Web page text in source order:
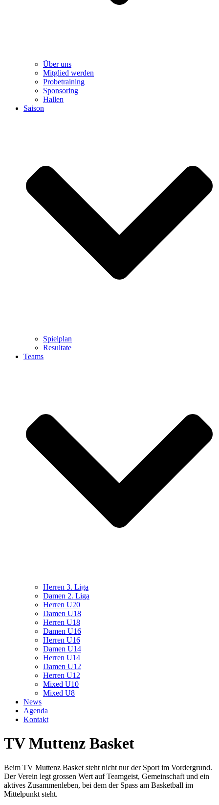
Über uns
Mitglied werden
Probetraining
Sponsoring
Hallen
Saison
Spielplan
Resultate
Teams
Herren 3. Liga
Damen 2. Liga
Herren U20
Damen U18
Herren U18
Damen U16
Herren U16
Damen U14
Herren U14
Damen U12
Herren U12
Mixed U10
Mixed U8
News
Agenda
Kontakt
TV Muttenz Basket
Beim TV Muttenz Basket steht nicht nur der Sport im Vordergrund.
Der Verein legt grossen Wert auf Teamgeist, Gemeinschaft und ein
aktives Zusammenleben, bei dem der Spass am Basketball im
Mittelpunkt steht.